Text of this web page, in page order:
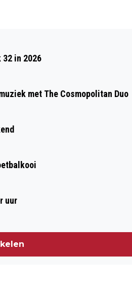
LAND
in 2026
met The Cosmopolitan Duo
uur